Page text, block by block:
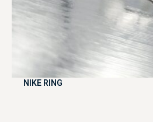
NIKE RING